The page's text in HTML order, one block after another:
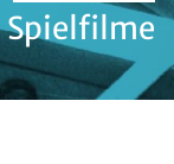
Spielfilme